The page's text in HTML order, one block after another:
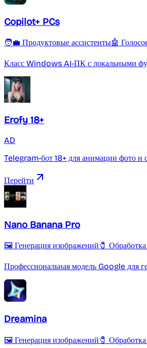
Copilot+ PCs
🧑‍💼 Продуктовые ассистенты🤖
Класс Windows AI-ПК с локальными
Erofy 18+
AD
Telegram-бот 18+ для анимации фото и
Перейти
Nano Banana Pro
🖼️ Генерация изображений🧷
Профессиональная модель Google для
Dreamina
🖼️ Генерация изображений🧷